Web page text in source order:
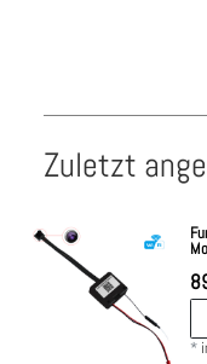
Zuletzt
*